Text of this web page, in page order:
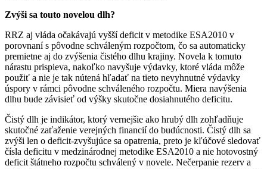
Zvýši sa touto novelou dlh?
RRZ aj vláda očakávajú vyšší deficit v metodike ESA2010 v
porovnaní s pôvodne schváleným rozpočtom, čo sa automaticky
premietne aj do zvýšenia čistého dlhu krajiny. Novela k tomuto
nárastu prispieva, nakoľko navyšuje výdavky, ktoré vláda môže
použiť a nie je tak nútená hľadať na tieto nevyhnutné výdavky
úspory v rámci pôvodne schváleného rozpočtu. Miera navýšenia
dlhu bude závisieť od výšky skutočne dosiahnutého deficitu.
Čistý dlh je indikátor, ktorý vernejšie ako hrubý dlh zohľadňuje
skutočné zaťaženie verejných financií do budúcnosti. Čistý dlh sa
zvýši len o deficit-zvyšujúce sa opatrenia, preto je kľúčové sledovať
čísla deficitu v medzinárodnej metodike ESA2010 a nie hotovostný
deficit štátneho rozpočtu schválený v novele. Nečerpanie rezerv a